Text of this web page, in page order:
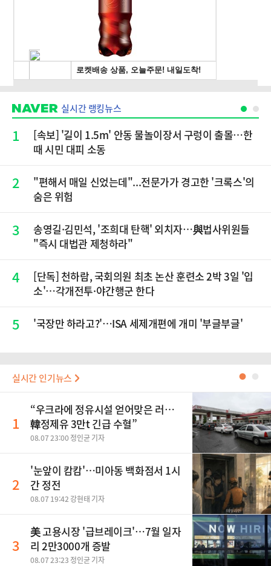
실시간 랭킹뉴스
1
[속보] '길이 1.5m' 안동 물놀이장서 구렁이 출몰…한
때 시민 대피 소동
2
"편해서 매일 신었는데"...전문가가 경고한 '크록스'의
숨은 위험
3
송영길·김민석, '조희대 탄핵' 외치자…與법사위원들
"즉시 대법관 제청하라"
4
[단독] 천하람, 국회의원 최초 논산 훈련소 2박 3일 '입
소'…각개전투·야간행군 한다
5 '국장만 하라고?'…ISA 세제개편에 개미 '부글부글'
실시간 인기뉴스 ●
1
“우크라에 정유시설 얻어맞은 러…
韓정제유 3만t 긴급 수혈”
08.07 23:00 정인균 기자
2
'눈앞이 캄캄'…미아동 백화점서 1시
간 정전
08.07 19:42 강현태 기자
3
美 고용시장 '급브레이크'…7월 일자
리 2만3000개 증발
08.07 23:23 정인균 기자